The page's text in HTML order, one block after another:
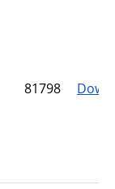
81798